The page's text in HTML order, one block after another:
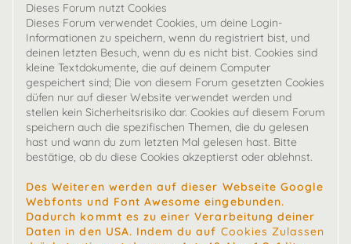
Dieses Forum nutzt Cookies
Dieses Forum verwendet Cookies, um deine Login-
Informationen zu speichern, wenn du registriert bist, und
deinen letzten Besuch, wenn du es nicht bist. Cookies sind
kleine Textdokumente, die auf deinem Computer
gespeichert sind; Die von diesem Forum gesetzten Cookies
düfen nur auf dieser Website verwendet werden und
stellen kein Sicherheitsrisiko dar. Cookies auf diesem Forum
speichern auch die spezifischen Themen, die du gelesen
hast und wann du zum letzten Mal gelesen hast. Bitte
bestätige, ob du diese Cookies akzeptierst oder ablehnst.
Des Weiteren werden auf dieser Webseite Google
Webfonts und Font Awesome eingebunden.
Dadurch kommt es zu einer Verarbeitung deiner
Daten in den USA. Indem du auf Cookies Zulassen